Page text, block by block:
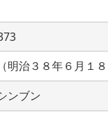
明治３８年６月１８
ンブン